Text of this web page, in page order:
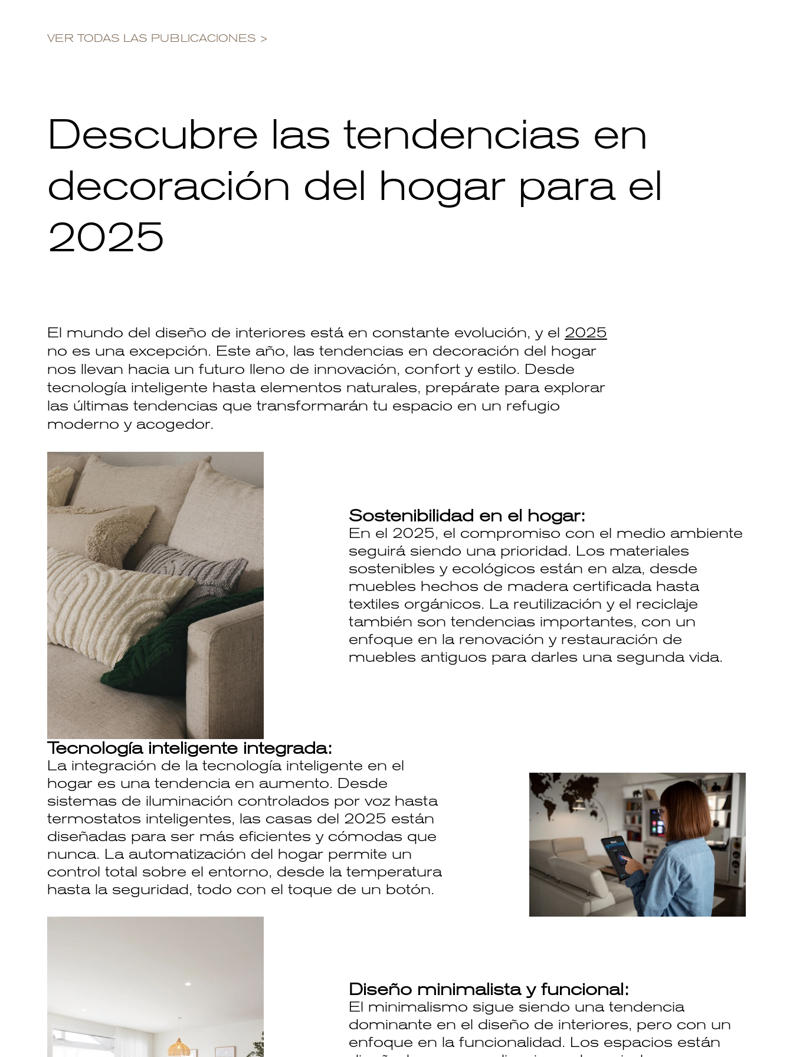
VER TODAS LAS PUBLICACIONES
Descubre las tendencias en
decoración del hogar para el
2025
El mundo del diseño de interiores está en constante evolución, y el 2025
no es una excepción. Este año, las tendencias en decoración del hogar
nos llevan hacia un futuro lleno de innovación, confort y estilo. Desde
tecnología inteligente hasta elementos naturales, prepárate para explorar
las últimas tendencias que transformarán tu espacio en un refugio
moderno y acogedor.
Sostenibilidad en el hogar:
En el 2025, el compromiso con el medio ambiente
seguirá siendo una prioridad. Los materiales
sostenibles y ecológicos están en alza, desde
muebles hechos de madera certificada hasta
textiles orgánicos. La reutilización y el reciclaje
también son tendencias importantes, con un
enfoque en la renovación y restauración de
muebles antiguos para darles una segunda vida.
Tecnología inteligente integrada:
La integración de la tecnología inteligente en el
hogar es una tendencia en aumento. Desde
sistemas de iluminación controlados por voz hasta
termostatos inteligentes, las casas del 2025 están
diseñadas para ser más eficientes y cómodas que
nunca. La automatización del hogar permite un
control total sobre el entorno, desde la temperatura
hasta la seguridad, todo con el toque de un botón.
Diseño minimalista y funcional:
El minimalismo sigue siendo una tendencia
dominante en el diseño de interiores, pero con un
enfoque en la funcionalidad. Los espacios están